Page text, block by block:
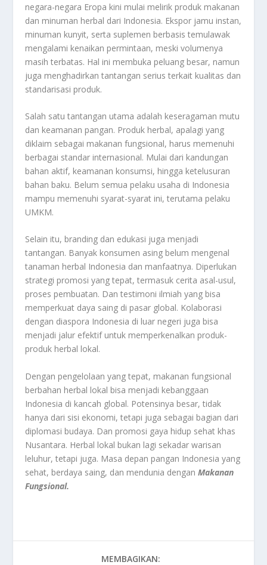
negara-negara Eropa kini mulai melirik produk makanan
dan minuman herbal dari Indonesia. Ekspor jamu instan,
minuman kunyit, serta suplemen berbasis temulawak
mengalami kenaikan permintaan, meski volumenya
masih terbatas. Hal ini membuka peluang besar, namun
juga menghadirkan tantangan serius terkait kualitas dan
standarisasi produk.
Salah satu tantangan utama adalah keseragaman mutu
dan keamanan pangan. Produk herbal, apalagi yang
diklaim sebagai makanan fungsional, harus memenuhi
berbagai standar internasional. Mulai dari kandungan
bahan aktif, keamanan konsumsi, hingga ketelusuran
bahan baku. Belum semua pelaku usaha di Indonesia
mampu memenuhi syarat-syarat ini, terutama pelaku
UMKM.
Selain itu, branding dan edukasi juga menjadi
tantangan. Banyak konsumen asing belum mengenal
tanaman herbal Indonesia dan manfaatnya. Diperlukan
strategi promosi yang tepat, termasuk cerita asal-usul,
proses pembuatan. Dan testimoni ilmiah yang bisa
memperkuat daya saing di pasar global. Kolaborasi
dengan diaspora Indonesia di luar negeri juga bisa
menjadi jalur efektif untuk memperkenalkan produk-
produk herbal lokal.
Dengan pengelolaan yang tepat, makanan fungsional
berbahan herbal lokal bisa menjadi kebanggaan
Indonesia di kancah global. Potensinya besar, tidak
hanya dari sisi ekonomi, tetapi juga sebagai bagian dari
diplomasi budaya. Dan promosi gaya hidup sehat khas
Nusantara. Herbal lokal bukan lagi sekadar warisan
leluhur, tetapi juga. Masa depan pangan Indonesia yang
sehat, berdaya saing, dan mendunia denganMakanan
Fungsional.
MEMBAGIKAN: